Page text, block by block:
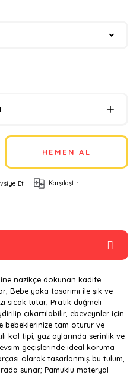
HEMEN AL
Et Karşılaştır
nazikçe dokunan kadife
Bebe yaka tasarımı ile şık ve
sıcak tutar; Pratik düğmeli
çıkartılabilir, ebeveynler için
bebeklerinize tam oturur ve
kol tipi, yaz aylarında serinlik ve
geçişlerinde ideal koruma
olarak tasarlanmış bu tulum,
sunar; Pamuklu materyal